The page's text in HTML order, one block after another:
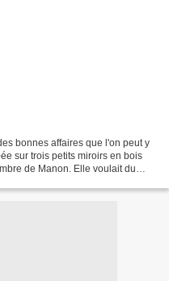
bonnes affaires que l'on peut y
sur trois petits miroirs en bois
de Manon. Elle voulait du